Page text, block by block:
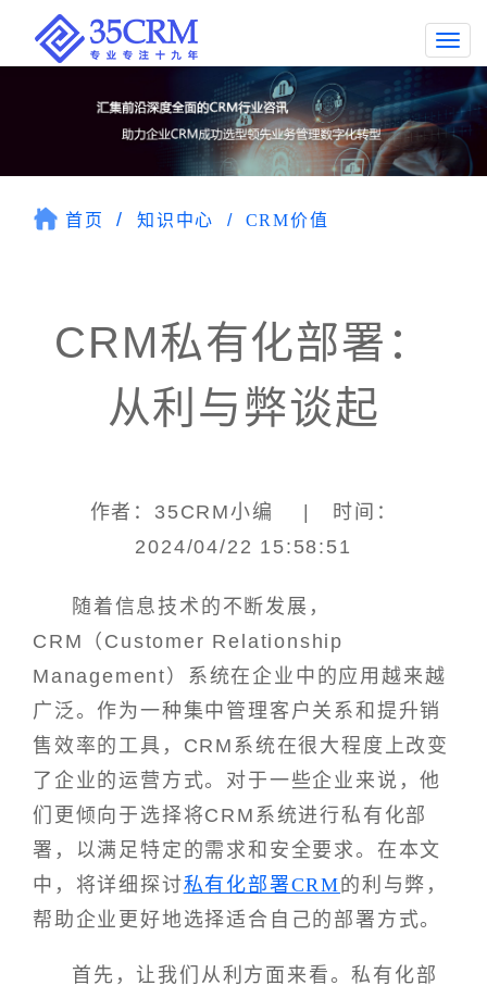
首页 知识中心 CRM价值
CRM私有化部署：
从利与弊谈起
作者：35CRM小编 | 时间：
2024/04/22 15:58:51
随着信息技术的不断发展，
CRM（Customer Relationship
Management）系统在企业中的应用越来越
广泛。作为一种集中管理客户关系和提升销
售效率的工具，CRM系统在很大程度上改变
了企业的运营方式。对于一些企业来说，他
们更倾向于选择将CRM系统进行私有化部
署，以满足特定的需求和安全要求。在本文
中，将详细探讨私有化部署CRM的利与弊，
帮助企业更好地选择适合自己的部署方式。
首先，让我们从利方面来看。私有化部